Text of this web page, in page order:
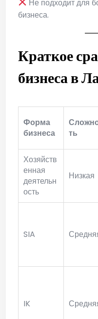
Не подходит для
бизнеса.
Краткое
бизнеса в
Форма
бизнеса
ть
Хозяйств
енная
деятельн
ость
Низкая
SIA
IK